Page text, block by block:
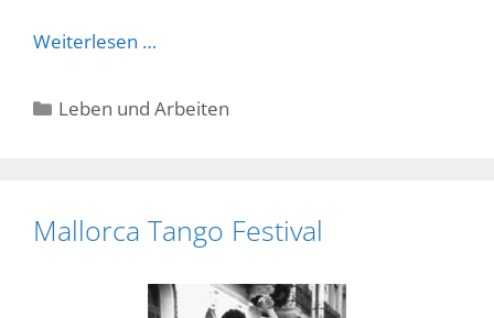
Weiterlesen …
Kategorien
Leben und Arbeiten
Mallorca Tango Festival